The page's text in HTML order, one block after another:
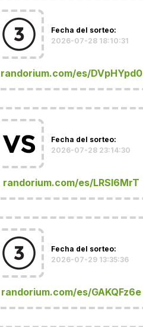
Fecha del sorteo:
2026-07-28 18:10:31
randorium.com/es/DVpHYpd0
Fecha del sorteo:
2026-07-28 23:14:30
randorium.com/es/LRSl6MrT
Fecha del sorteo:
2026-07-29 13:35:36
randorium.com/es/GAKQFz6e